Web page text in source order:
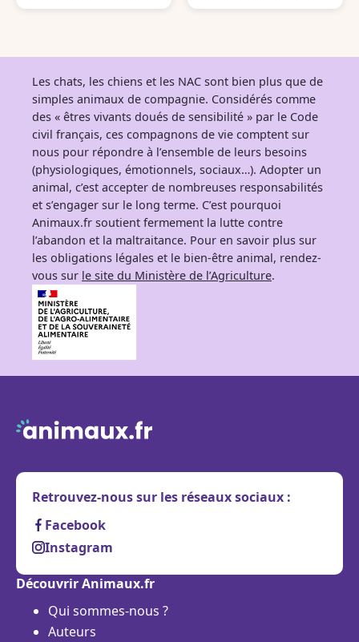
Les chats, les chiens et les NAC sont bien plus que de
simples animaux de compagnie. Considérés comme
des « êtres vivants doués de sensibilité » par le Code
civil français, ces compagnons de vie comptent sur
nous pour répondre à l’ensemble de leurs besoins
(physiologiques, émotionnels, sociaux…). Adopter un
animal, c’est accepter de nombreuses responsabilités
et s’engager sur le long terme. C’est pourquoi
Animaux.fr soutient fermement la lutte contre
l’abandon et la maltraitance. Pour en savoir plus sur
les obligations légales et le bien-être animal, rendez-
vous sur le site du Ministère de l’Agriculture.
Retrouvez-nous sur les réseaux sociaux :
Facebook
Instagram
Découvrir Animaux.fr
Qui sommes-nous ?
Auteurs